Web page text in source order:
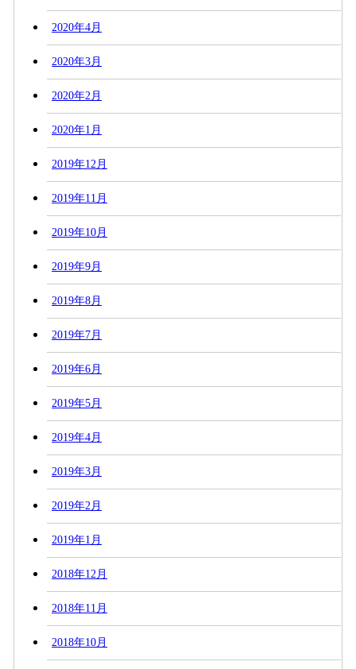
2020年4月
2020年3月
2020年2月
2020年1月
2019年12月
2019年11月
2019年10月
2019年9月
2019年8月
2019年7月
2019年6月
2019年5月
2019年4月
2019年3月
2019年2月
2019年1月
2018年12月
2018年11月
2018年10月